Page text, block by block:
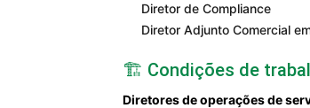
Diretor de Compliance
Diretor Adjunto Comercial
🏗️ Condições de
Diretores de operações de